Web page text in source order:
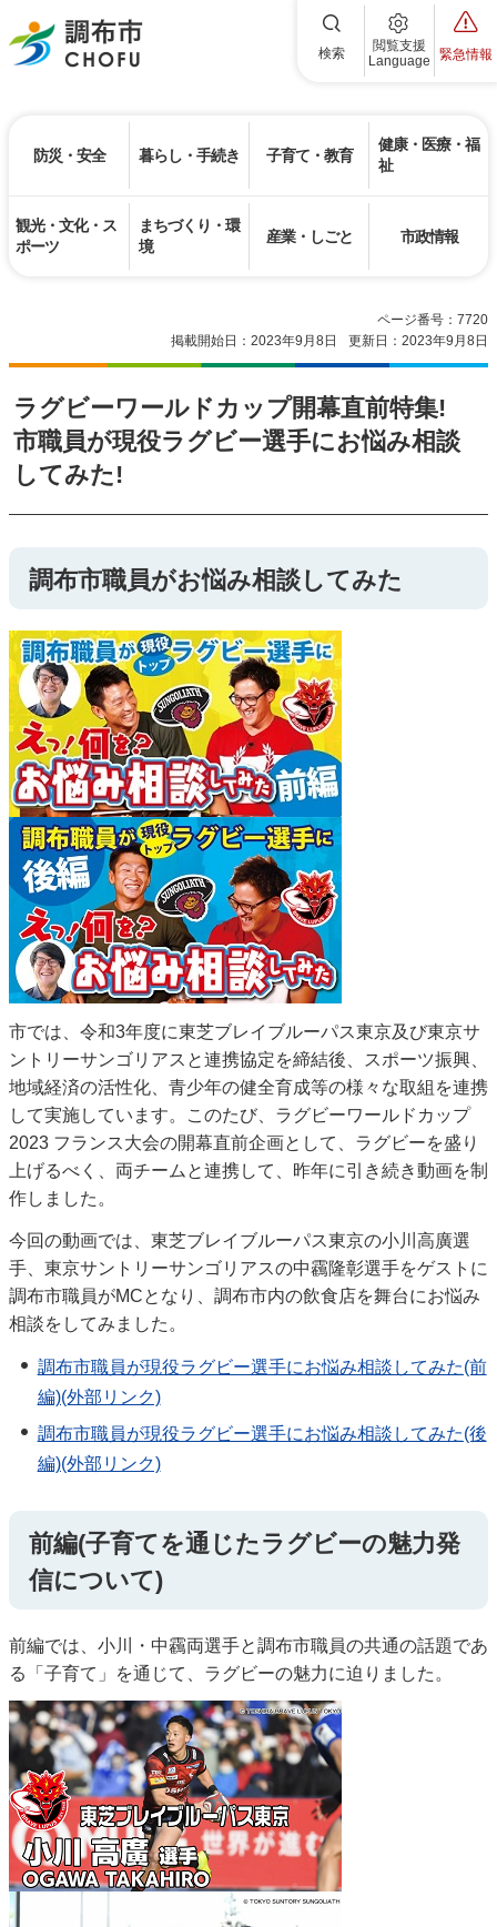
調布市 検索
閲覧支援
Language
緊急情報
防災・安全 暮らし・手続き 子育て・教育
健康・医療・福
祉
観光・文化・ス
ポーツ
まちづくり・環
境
産業・しごと 市政情報
ページ番号：7720
掲載開始日：2023年9月8日
更新日：2023年9月8日
ラグビーワールドカップ開幕直前特集!
市職員が現役ラグビー選手にお悩み相談
してみた!
調布市職員がお悩み相談してみた
市では、令和3年度に東芝ブレイブルーパス東京及び東京サ
ントリーサンゴリアスと連携協定を締結後、スポーツ振興、
地域経済の活性化、青少年の健全育成等の様々な取組を連携
して実施しています。このたび、ラグビーワールドカップ
2023 フランス大会の開幕直前企画として、ラグビーを盛り
上げるべく、両チームと連携して、昨年に引き続き動画を制
作しました。
今回の動画では、東芝ブレイブルーパス東京の小川高廣選
手、東京サントリーサンゴリアスの中靏隆彰選手をゲストに
調布市職員がMCとなり、調布市内の飲食店を舞台にお悩み
相談をしてみました。
調布市職員が現役ラグビー選手にお悩み相談してみた(前
編)(外部リンク)
調布市職員が現役ラグビー選手にお悩み相談してみた(後
編)(外部リンク)
前編(子育てを通じたラグビーの魅力発
信について)
前編では、小川・中靏両選手と調布市職員の共通の話題であ
る「子育て」を通じて、ラグビーの魅力に迫りました。